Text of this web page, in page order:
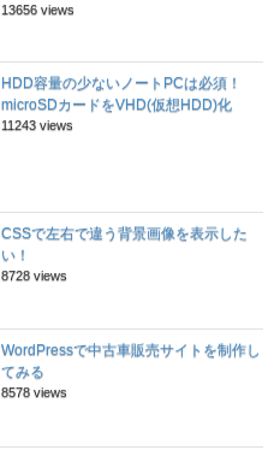
13656 views
HDD容量の少ないノートPCは必須！
microSDカードをVHD(仮想HDD)化
11243 views
CSSで左右で違う背景画像を表示した
い！
8728 views
WordPressで中古車販売サイトを制作し
てみる
8578 views